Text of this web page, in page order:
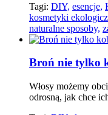
Tagi: DIY, esencje,
kosmetyki
naturalne sposoby,
Broń nie tylko
Włosy możemy
odrosną, jak chce